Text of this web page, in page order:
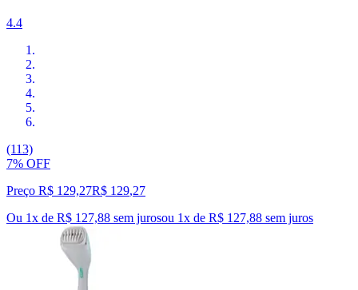
4.4
(113)
7% OFF
Preço R$ 129,27R$ 129,27
Ou 1x de R$ 127,88 sem jurosou 1x de R$ 127,88 sem juros